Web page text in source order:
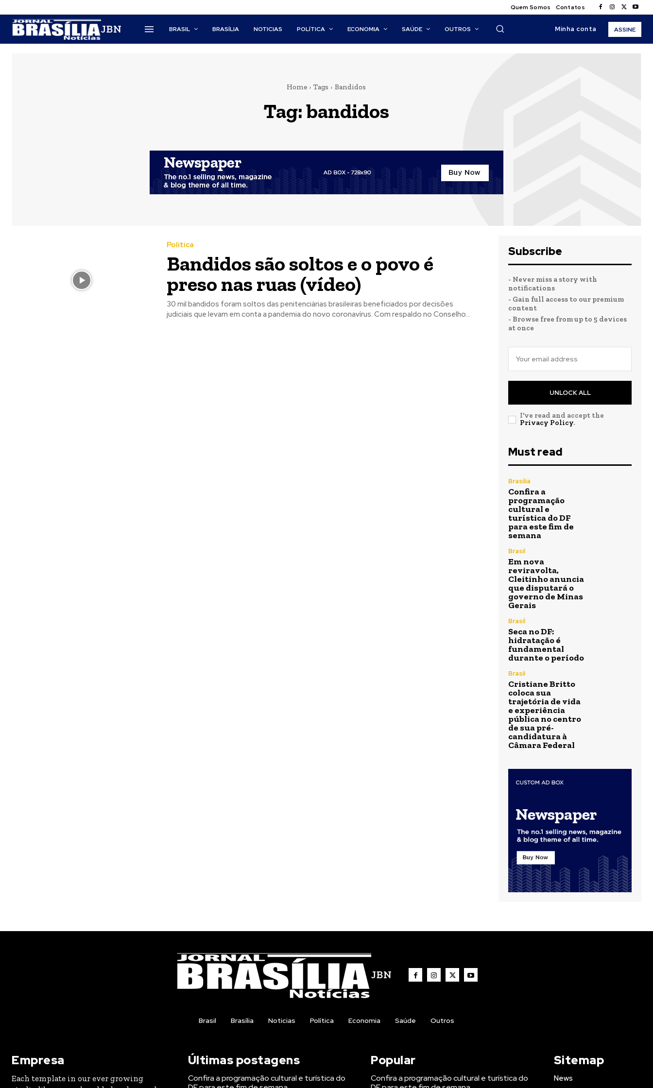
Quem Somos Contatos
JBN BRASIL BRASÍLIA NOTICIAS POLÍTICA ECONOMIA SAÚDE OUTROS Minha conta ASSINE
Home Tags Bandidos
Tag:bandidos
Política
Bandidos são soltos e o povo é
preso nas ruas (vídeo)
30 mil bandidos foram soltos das penitenciárias brasileiras beneficiados por decisões
judiciais que levam em conta a pandemia do novo coronavírus. Com respaldo no Conselho...
Subscribe
- Never miss a story with
notifications
- Gain full access to our premium
content
- Browse free from up to 5 devices
at once
UNLOCK ALL
I've read and accept the
Privacy Policy.
Must read
Brasília
Confira a
programação
cultural e
turística do DF
para este fim de
semana
Brasil
Em nova
reviravolta,
Cleitinho anuncia
que disputará o
governo de Minas
Gerais
Brasil
Seca no DF:
hidratação é
fundamental
durante o período
Brasil
Cristiane Britto
coloca sua
trajetória de vida
e experiência
pública no centro
de sua pré-
candidatura à
Câmara Federal
JBN
Brasil Brasília Noticias Política Economia Saúde Outros
Empresa
Each template in our ever growing
Últimas postagens
Confira a programação cultural e turística do
Popular
Confira a programação cultural e turística do
Sitemap
News